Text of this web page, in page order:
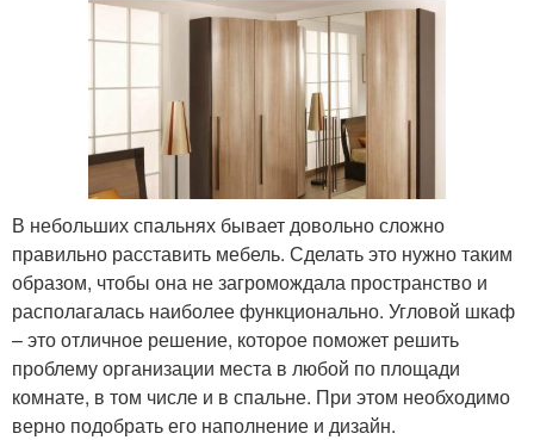
В небольших спальнях бывает довольно сложно
правильно расставить мебель. Сделать это нужно таким
образом, чтобы она не загромождала пространство и
располагалась наиболее функционально. Угловой шкаф
– это отличное решение, которое поможет решить
проблему организации места в любой по площади
комнате, в том числе и в спальне. При этом необходимо
верно подобрать его наполнение и дизайн.